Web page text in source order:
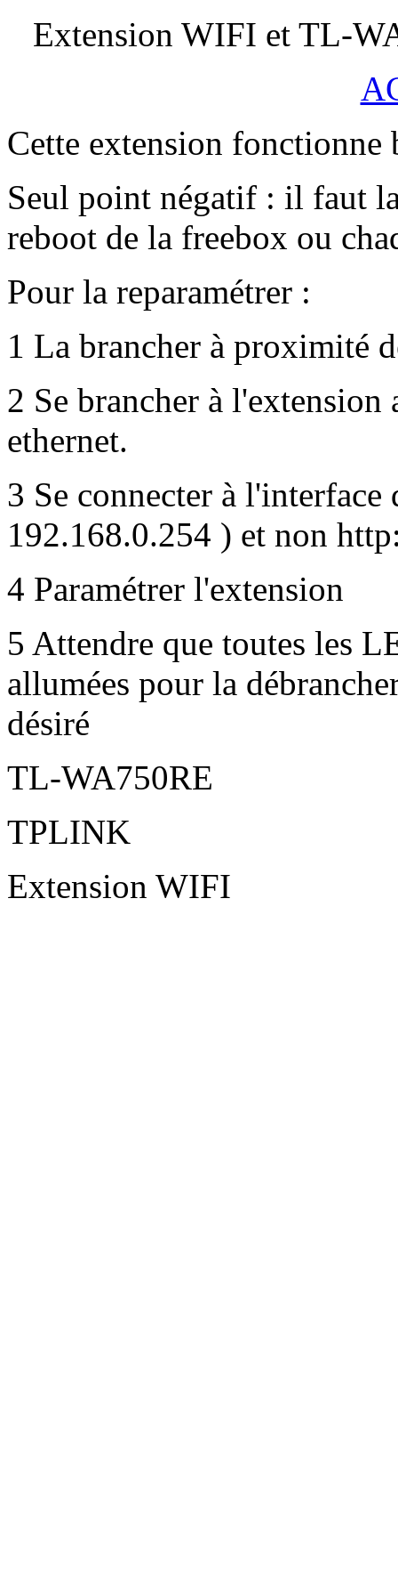
Extension WIFI et TL-
Cette extension
Seul point négatif : il faut
reboot de la freebox ou
Pour la reparamétrer :
1 La brancher à proximité
2 Se brancher à
ethernet.
3 Se connecter à
192.168.0.254 ) et non
4 Paramétrer l'extension
5 Attendre que toutes les
allumées pour la
désiré
TL-WA750RE
TPLINK
Extension WIFI